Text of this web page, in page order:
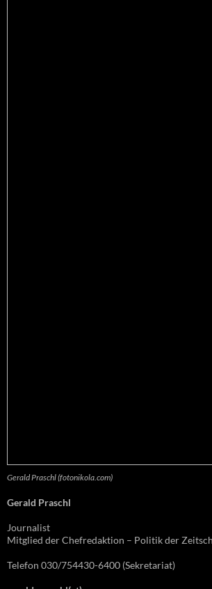
Gerald Praschl (fotonikola.com)
Gerald Praschl
Journalist
Mitglied der Chefredaktion – Politik der
Telefon 030/754430-6400 (Sekretariat)